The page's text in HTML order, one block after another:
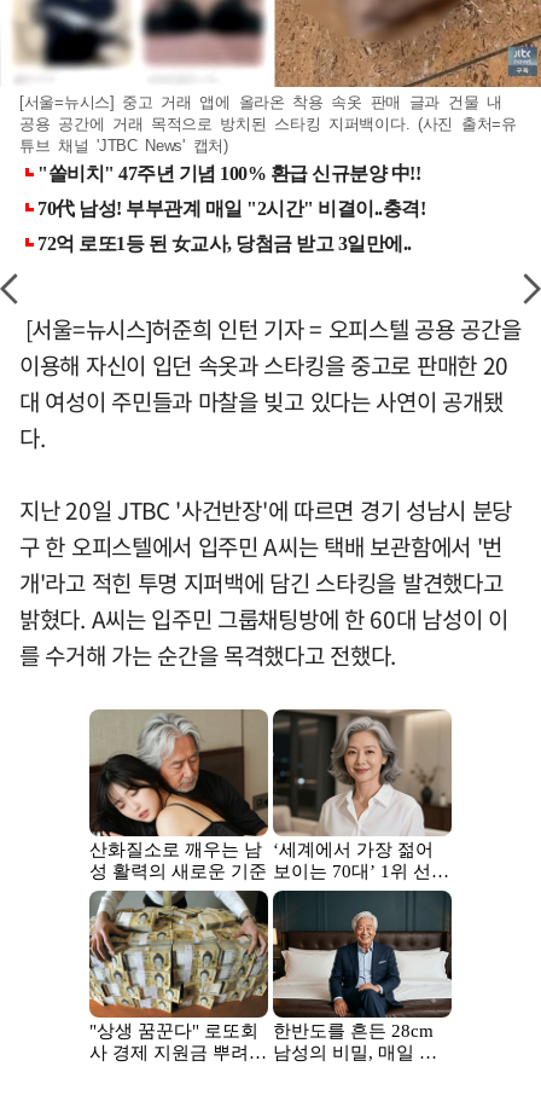
[서울=뉴시스] 중고 거래 앱에 올라온 착용 속옷 판매 글과 건물 내
공용 공간에 거래 목적으로 방치된 스타킹 지퍼백이다. (사진 출처=유
튜브 채널 'JTBC News' 캡처)
[서울=뉴시스]허준희 인턴 기자 = 오피스텔 공용 공간을
이용해 자신이 입던 속옷과 스타킹을 중고로 판매한 20
대 여성이 주민들과 마찰을 빚고 있다는 사연이 공개됐
다.
지난 20일 JTBC '사건반장'에 따르면 경기 성남시 분당
구 한 오피스텔에서 입주민 A씨는 택배 보관함에서 '번
개'라고 적힌 투명 지퍼백에 담긴 스타킹을 발견했다고
밝혔다. A씨는 입주민 그룹채팅방에 한 60대 남성이 이
를 수거해 가는 순간을 목격했다고 전했다.